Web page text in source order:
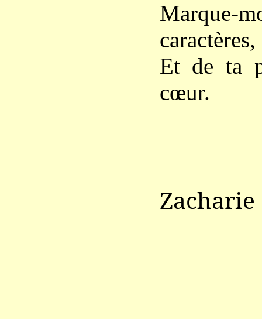
Marque-
caractères,
Et de ta
cœur.
Zacharie